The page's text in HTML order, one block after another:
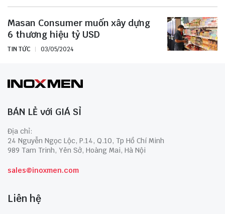
Masan Consumer muốn xây dựng
6 thương hiệu tỷ USD
TIN TỨC 03/05/2024
BÁN LẺ với GIÁ SỈ
Địa chỉ:
24 Nguyễn Ngọc Lộc, P.14, Q.10, Tp Hồ Chí Minh
989 Tam Trinh, Yên Sở, Hoàng Mai, Hà Nội
sales@inoxmen.com
Liên hệ